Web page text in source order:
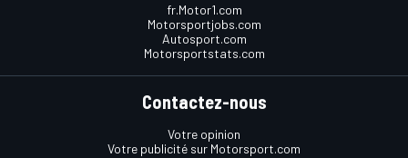
fr.Motor1.com
Motorsportjobs.com
Autosport.com
Motorsportstats.com
Contactez-nous
Votre opinion
Votre publicité sur Motorsport.com